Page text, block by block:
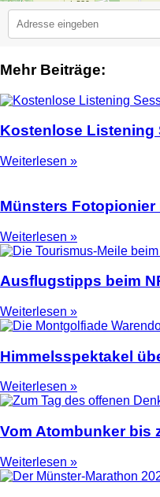
Mehr Beiträge:
Kostenlose Listening
Weiterlesen »
Münsters Fotopionier
Weiterlesen »
Ausflugstipps beim
Weiterlesen »
Himmelsspektakel
Weiterlesen »
Vom Atombunker bis
Weiterlesen »